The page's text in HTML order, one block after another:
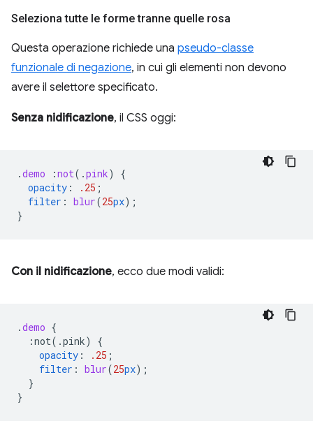
Seleziona tutte le forme tranne quelle rosa
Questa operazione richiede una pseudo-classe
funzionale di negazione, in cui gli elementi non devono
avere il selettore specificato.
Senza nidificazione, il CSS oggi:
.demo :not( .pink)
{
opacity : .25 ;
filter : blur(25px);
}
Con il nidificazione, ecco due modi validi:
.demo {
:not(.pink)
{
opacity : .25 ;
filter : blur(25px);
}
}